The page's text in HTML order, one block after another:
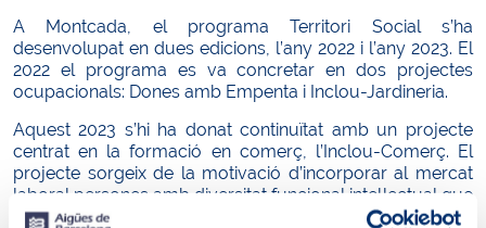
A Montcada, el programa Territori Social s’ha
desenvolupat en dues edicions, l’any 2022 i l’any 2023. El
2022 el programa es va concretar en dos projectes
ocupacionals: Dones amb Empenta i Inclou-Jardineria.
Aquest 2023 s’hi ha donat continuïtat amb un projecte
centrat en la formació en comerç, l’Inclou-Comerç. El
projecte sorgeix de la motivació d’incorporar al mercat
laboral persones amb diversitat funcional intel·lectual que
es troben en situació d’atur.